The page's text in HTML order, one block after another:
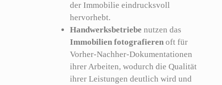
der Immobilie eindrucksvoll
hervorhebt.
Handwerksbetriebe nutzen das
Immobilien fotografieren oft für
Vorher-Nachher-Dokumentationen
ihrer Arbeiten, wodurch die Qualität
ihrer Leistungen deutlich wird und